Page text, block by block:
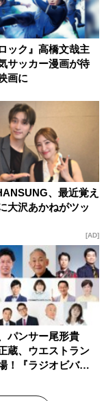
ック』高橋文哉主
サッカー漫画が待
画に
、最近覚え
大沢あかねがツッ
AD
パンサー尾形貴
蔵、ウエストラン
！『ラジオビバリ